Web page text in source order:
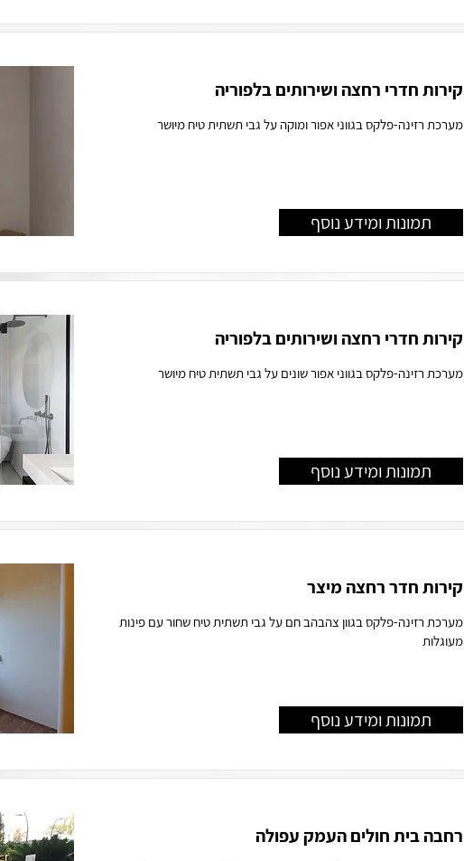
קירות חדרי רחצה ושירותים בלפוריה
מערכת רזינה-פלקס בגווני אפור ומוקה על גבי תשתית טיח מיושר
תמונות ומידע נוסף
קירות חדרי רחצה ושירותים בלפוריה
מערכת רזינה-פלקס בגווני אפור שונים על גבי תשתית טיח מיושר
תמונות ומידע נוסף
קירות חדר רחצה מיצר
מערכת רזינה-פלקס בגוון צהבהב חם על גבי תשתית טיח שחור עם פינות
מעוגלות
תמונות ומידע נוסף
רחבה בית חולים העמק עפולה